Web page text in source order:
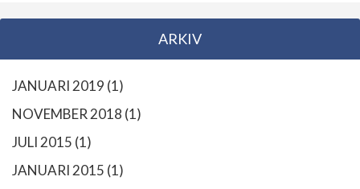
ARKIV
JANUARI 2019 (1)
NOVEMBER 2018 (1)
JULI 2015 (1)
JANUARI 2015 (1)